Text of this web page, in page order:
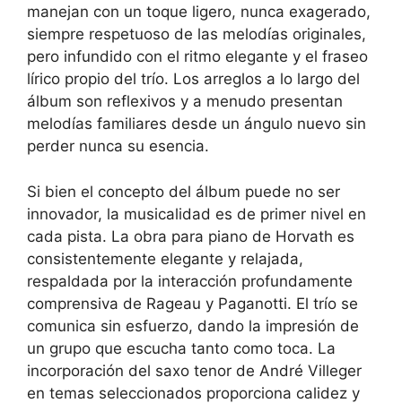
manejan con un toque ligero, nunca exagerado,
siempre respetuoso de las melodías originales,
pero infundido con el ritmo elegante y el fraseo
lírico propio del trío. Los arreglos a lo largo del
álbum son reflexivos y a menudo presentan
melodías familiares desde un ángulo nuevo sin
perder nunca su esencia.
Si bien el concepto del álbum puede no ser
innovador, la musicalidad es de primer nivel en
cada pista. La obra para piano de Horvath es
consistentemente elegante y relajada,
respaldada por la interacción profundamente
comprensiva de Rageau y Paganotti. El trío se
comunica sin esfuerzo, dando la impresión de
un grupo que escucha tanto como toca. La
incorporación del saxo tenor de André Villeger
en temas seleccionados proporciona calidez y